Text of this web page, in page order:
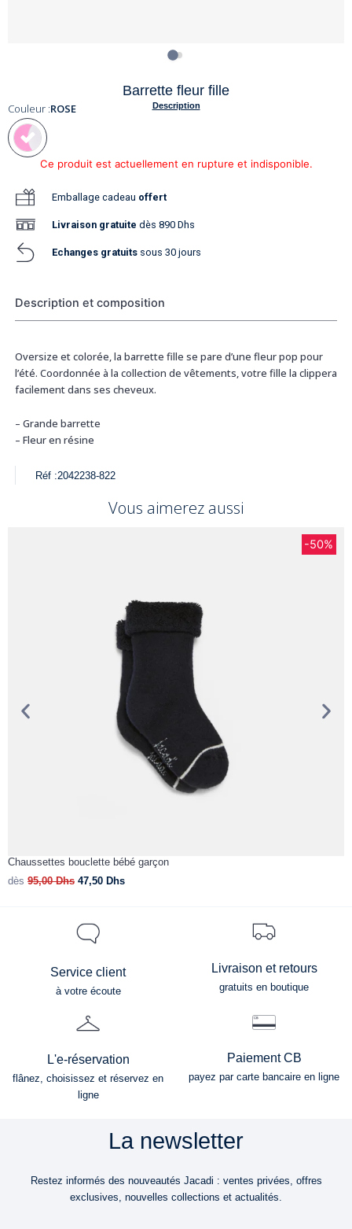
Barrette fleur fille
Description
Couleur :ROSE
Ce produit est actuellement en rupture et indisponible.
Emballage cadeau offert
Livraison gratuite dès 890 Dhs
Echanges gratuits sous 30 jours
Description et composition
Oversize et colorée, la barrette fille se pare d’une fleur pop pour
l’été. Coordonnée à la collection de vêtements, votre fille la clippera
facilement dans ses cheveux.
– Grande barrette
– Fleur en résine
Réf :2042238-822
Vous aimerez aussi
-50%
Chaussettes bouclette bébé garçon
dès 95,00Dhs 47,50 Dhs
Service client
à votre écoute
Livraison et retours
gratuits en boutique
L'e-réservation
flânez, choisissez et réservez en
ligne
Paiement CB
payez par carte bancaire en ligne
La newsletter
Restez informés des nouveautés Jacadi : ventes privées, offres
exclusives, nouvelles collections et actualités.